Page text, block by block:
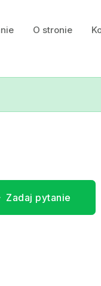
O stronie
Zadaj pytanie